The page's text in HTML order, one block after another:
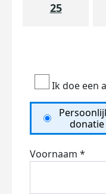
25
Ik doe een
donatie
Voornaam *